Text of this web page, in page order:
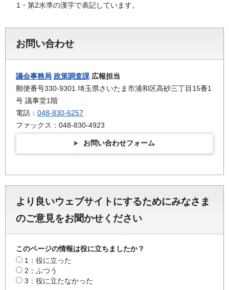
1・第2水準の漢字で表記しています。
お問い合わせ
議会事務局 政策調査課 広報担当
郵便番号330-9301 埼玉県さいたま市浦和区高砂三丁目15番1
号 議事堂1階
電話： 048-830-6257
ファックス：048-830-4923
お問い合わせフォーム
より良いウェブサイトにするためにみなさま
のご意見をお聞かせください
このページの情報は役に立ちましたか？
1：役に立った
2：ふつう
3：役に立たなかった